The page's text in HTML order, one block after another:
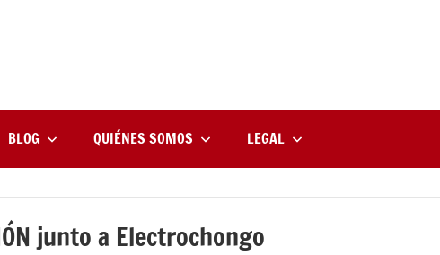
BLOG QUIÉNES SOMOS LEGAL
junto a Electrochongo